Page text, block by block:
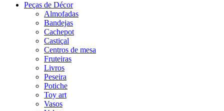
Peças de Décor
Almofadas
Bandejas
Cachepot
Castiçal
Centros de mesa
Fruteiras
Livros
Peseira
Potiche
Toy art
Vasos